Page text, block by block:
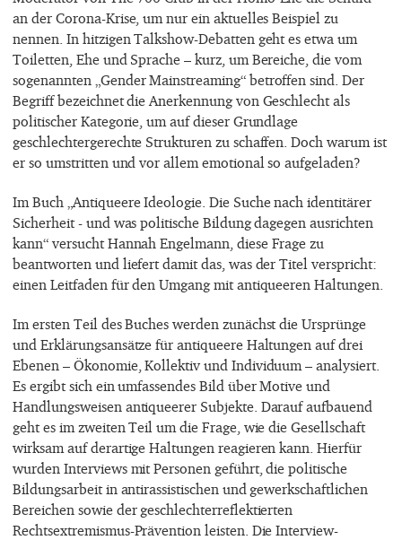
an der Corona-Krise, um nur ein aktuelles Beispiel zu
nennen. In hitzigen Talkshow-Debatten geht es etwa um
Toiletten, Ehe und Sprache – kurz, um Bereiche, die vom
sogenannten „Gender Mainstreaming“ betroffen sind. Der
Begriff bezeichnet die Anerkennung von Geschlecht als
politischer Kategorie, um auf dieser Grundlage
geschlechtergerechte Strukturen zu schaffen. Doch warum ist
er so umstritten und vor allem emotional so aufgeladen?
Im Buch „Antiqueere Ideologie. Die Suche nach identitärer
Sicherheit - und was politische Bildung dagegen ausrichten
kann“ versucht Hannah Engelmann, diese Frage zu
beantworten und liefert damit das, was der Titel verspricht:
einen Leitfaden für den Umgang mit antiqueeren Haltungen.
Im ersten Teil des Buches werden zunächst die Ursprünge
und Erklärungsansätze für antiqueere Haltungen auf drei
Ebenen – Ökonomie, Kollektiv und Individuum – analysiert.
Es ergibt sich ein umfassendes Bild über Motive und
Handlungsweisen antiqueerer Subjekte. Darauf aufbauend
geht es im zweiten Teil um die Frage, wie die Gesellschaft
wirksam auf derartige Haltungen reagieren kann. Hierfür
wurden Interviews mit Personen geführt, die politische
Bildungsarbeit in antirassistischen und gewerkschaftlichen
Bereichen sowie der geschlechterreflektierten
Rechtsextremismus-Prävention leisten. Die Interview-